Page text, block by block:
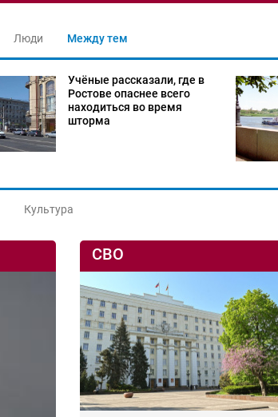
Люди Между тем
Учёные рассказали, где в
Ростове опаснее всего
находиться во время
шторма
Культура
СВО